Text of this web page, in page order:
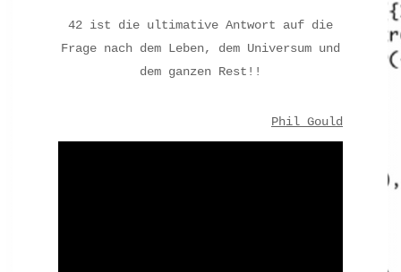
42 ist die ultimative Antwort auf die
Frage nach dem Leben, dem Universum und
dem ganzen Rest!!
Phil Gould